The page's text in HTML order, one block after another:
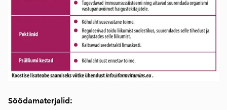
Söödamaterjalid: